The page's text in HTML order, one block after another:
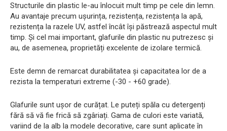
Structurile din plastic le-au înlocuit mult timp pe cele din lemn.
Au avantaje precum ușurința, rezistența, rezistența la apă,
rezistența la razele UV, astfel încât își păstrează aspectul mult
timp. Și cel mai important, glafurile din plastic nu putrezesc și
au, de asemenea, proprietăți excelente de izolare termică.
Este demn de remarcat durabilitatea și capacitatea lor de a
rezista la temperaturi extreme (-30 - +60 grade).
Glafurile sunt ușor de curățat. Le puteți spăla cu detergenți
fără să vă fie frică să zgâriați. Gama de culori este variată,
variind de la alb la modele decorative, care sunt aplicate în